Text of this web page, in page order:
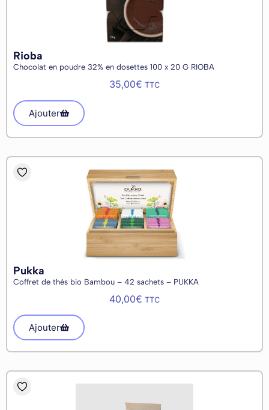
Rioba
Chocolat en poudre 32% en dosettes 100 x 20 G RIOBA
35,00€ TTC
Ajouter
Pukka
Coffret de thés bio Bambou – 42 sachets – PUKKA
40,00€ TTC
Ajouter